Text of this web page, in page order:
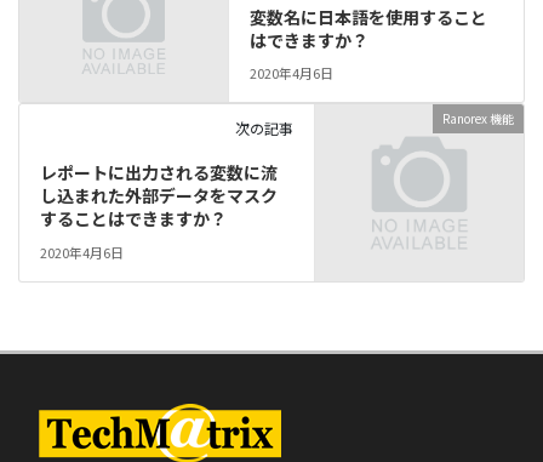
変数名に日本語を使用すること
はできますか？
2020年4月6日
Ranorex 機能
次の記事
レポートに出力される変数に流
し込まれた外部データをマスク
することはできますか？
2020年4月6日